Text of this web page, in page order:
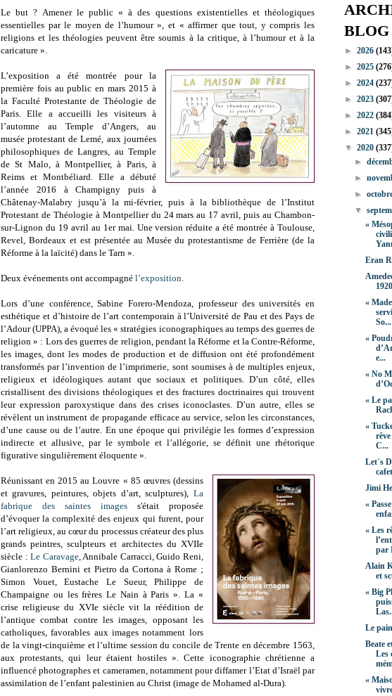
Le but ? Amener le public « à des questions existentielles et théologiques
essentielles par le moyen de l’humour », et « affirmer que tout, y compris les
religions et les théologies peuvent être soumis à la critique, à l’humour et à la
caricature ».
L’exposition a été montrée pour la
première fois au public en mars 2015 à
la Faculté Protestante de Théologie de
Paris. Elle a accueilli les visiteurs à
l’automne au Temple d’Angers, au
musée protestant de Lemé, aux journées
philosophiques de Langres, au Temple
de St Malo, à Montpellier, à Paris, à
Reims et Montbéliard. Elle a débuté
l’année 2016 à Champigny puis à
Châtenay-Malabry jusqu’à la mi-février, puis à la bibliothèque de l’Institut
Protestant de Théologie à Montpellier du 24 mars au 17 avril, puis au Chambon-
sur-Lignon du 19 avril au 1er mai. Une version réduite a été montrée à Toulouse,
Revel, Bordeaux et est présentée au Musée du protestantisme de Ferrière (de la
Réforme à la laïcité) dans le Tarn ».
Deux événements ont accompagné l’exposition.
Lors d’une conférence, Sabine Forero-Mendoza, professeur des universités en
esthétique et d’histoire de l’art contemporain à l’Université de Pau et des Pays de
l’Adour (UPPA), a évoqué les « stratégies iconographiques au temps des guerres de
religion » : Lors des guerres de religion, pendant la Réforme et la Contre-Réforme,
les images, dont les modes de production et de diffusion ont été profondément
transformés par l’invention de l’imprimerie, sont soumises à de multiples enjeux,
religieux et idéologiques autant que sociaux et politiques. D’un côté, elles
cristallisent des divisions théologiques et des fractures doctrinaires qui trouvent
leur expression paroxystique dans des crises iconoclastes. D’un autre, elles se
révèlent un instrument de propagande efficace au service, selon les circonstances,
d’une cause ou de l’autre. En une époque qui privilégie les formes d’expression
indirecte et allusive, par le symbole et l’allégorie, se définit une rhétorique
figurative singulièrement éloquente ».
Réunissant en 2015 au Louvre « 85 œuvres (dessins
et gravures, peintures, objets d’art, sculptures), La
fabrique des saintes imagess'était proposée
d’évoquer la complexité des enjeux qui furent, pour
l’art religieux, au cœur du processus créateur des plus
grands peintres, sculpteurs et architectes du XVIIe
siècle :Le Caravage, Annibale Carracci, Guido Reni,
Gianlorenzo Bernini et Pietro da Cortona à Rome ;
Simon Vouet, Eustache Le Sueur, Philippe de
Champaigne ou les frères Le Nain à Paris ». La «
crise religieuse du XVIe siècle vit la réédition de
l’antique combat contre les images, opposant les
catholiques, favorables aux images notamment lors
de la vingt-cinquième et l’ultime session du concile de Trente en décembre 1563,
aux protestants, qui leur étaient hostiles ». Cette iconographie chrétienne a
influencé photographes et cameramen, notamment pour diffamer l’Etat d’Israël par
assimilation de l’enfant palestinien au Christ (image de Mohamed al-Dura).
BLOG
► 2026
► 2025
► 2024
► 2023
► 2022
► 2021
▼ 2020
►
►
►
▼
«
Eran
«
So...
«
e...
« No
« Le
«
C...
Let´s
Jimi
«
« Les
par
Alain
et
« Big
Le pain
Beate
Les
«